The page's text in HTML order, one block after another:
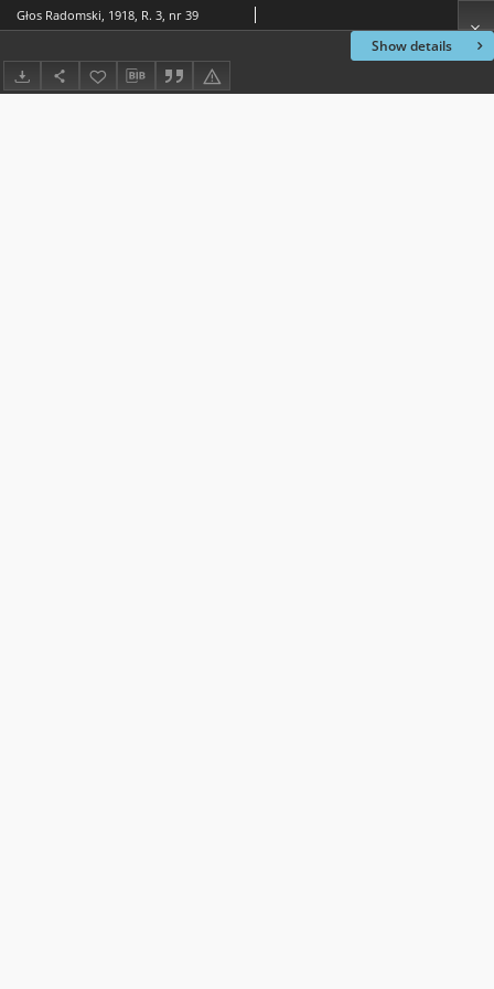
Show details
Głos Radomski, 1918, R. 3, nr 39